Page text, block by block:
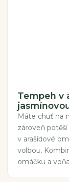
Tempeh v
Máte chuť na
zároveň
v arašídové
volbou.
omáčku a